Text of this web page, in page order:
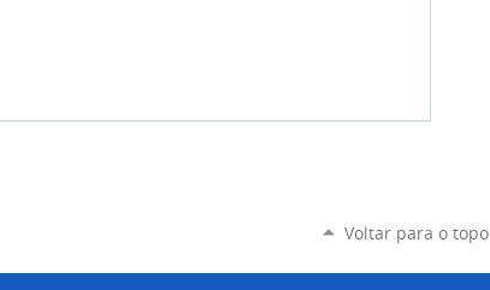
Voltar para o topo